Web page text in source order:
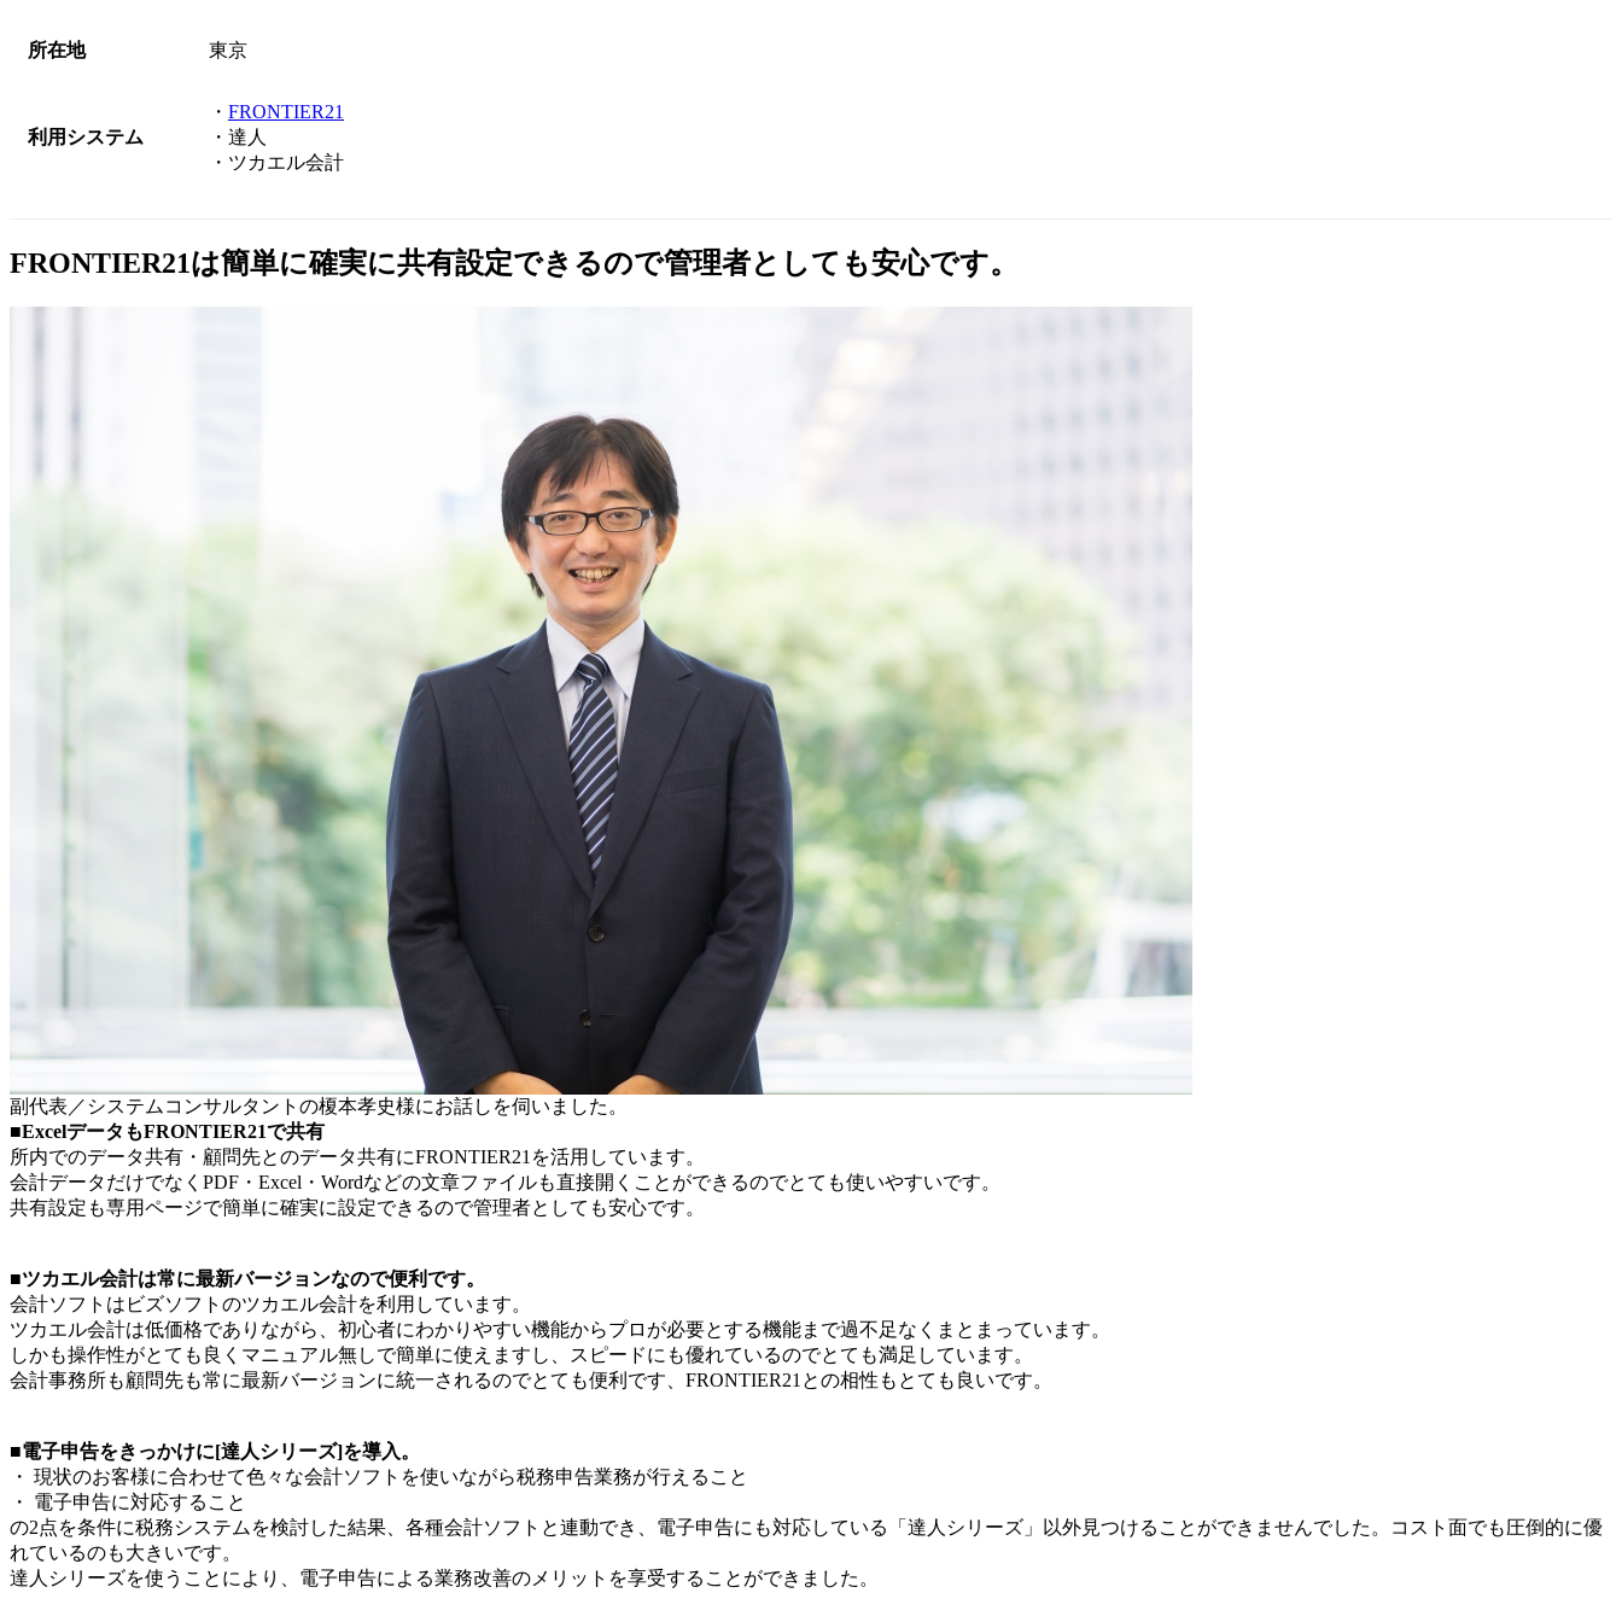
所在地 東京
利用システム
・ FRONTIER21
・達人
・ツカエル会計
FRONTIER21は簡単に確実に共有設定できるので管理者としても安心です。
副代表／システムコンサルタントの榎本孝史様にお話しを伺いました。
■ExcelデータもFRONTIER21で共有
所内でのデータ共有・顧問先とのデータ共有にFRONTIER21を活用しています。
会計データだけでなくPDF・Excel・Wordなどの文章ファイルも直接開くことができるのでとても使いやすいです。
共有設定も専用ページで簡単に確実に設定できるので管理者としても安心です。
■ツカエル会計は常に最新バージョンなので便利です。
会計ソフトはビズソフトのツカエル会計を利用しています。
ツカエル会計は低価格でありながら、初心者にわかりやすい機能からプロが必要とする機能まで過不足なくまとまっています。
しかも操作性がとても良くマニュアル無しで簡単に使えますし、スピードにも優れているのでとても満足しています。
会計事務所も顧問先も常に最新バージョンに統一されるのでとても便利です、FRONTIER21との相性もとても良いです。
■電子申告をきっかけに[達人シリーズ]を導入。
・ 現状のお客様に合わせて色々な会計ソフトを使いながら税務申告業務が行えること
・ 電子申告に対応すること
の2点を条件に税務システムを検討した結果、各種会計ソフトと連動でき、電子申告にも対応している「達人シリーズ」以外見つけることができませんでした。コスト面でも圧倒的に優
れているのも大きいです。
達人シリーズを使うことにより、電子申告による業務改善のメリットを享受することができました。